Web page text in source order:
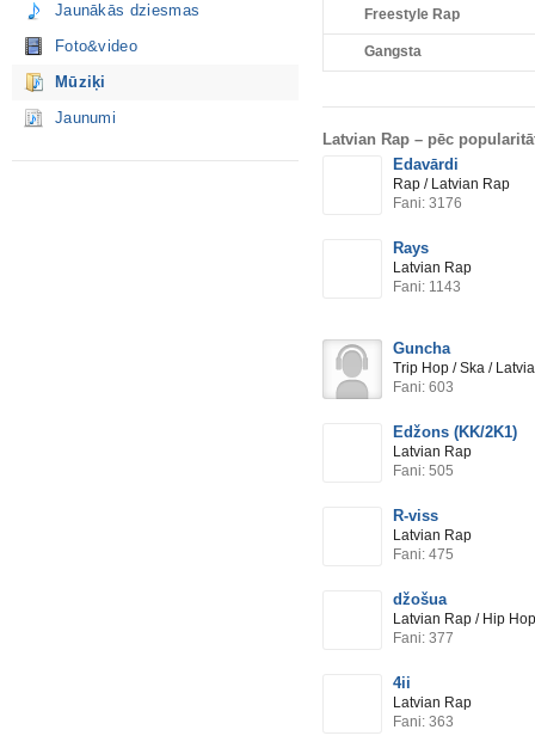
Jaunākās dziesmas
Foto&video
Mūziķi
Jaunumi
Freestyle Rap
Gangsta
Latvian Rap – pēc
Edavārdi
Rap / Latvian Rap
Fani: 3176
Rays
Latvian Rap
Fani: 1143
Guncha
Trip Hop / Ska /
Fani: 603
Edžons (KK/2K1)
Latvian Rap
Fani: 505
R-viss
Latvian Rap
Fani: 475
džošua
Latvian Rap / Hip Hop
Fani: 377
4ii
Latvian Rap
Fani: 363